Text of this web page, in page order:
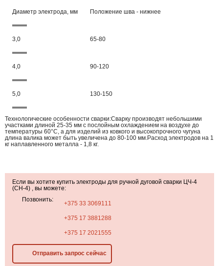
Диаметр электрода, мм Положение шва - нижнее
3,0 65-80
4,0 90-120
5,0 130-150
Технологические особенности сварки:Сварку производят небольшими
участками длиной 25-35 мм с послойным охлаждением на воздухе до
температуры 60°С, а для изделий из ковкого и высокопрочного чугуна
длина валика может быть увеличена до 80-100 мм.Расход электродов на 1
кг наплавленного металла - 1,8 кг.
Если вы хотите купить электроды для ручной дуговой сварки ЦЧ-4
(CH-4) , вы можете:
Позвонить:
+375 33 3069111
+375 17 3881288
+375 17 2021555
Отправить запрос сейчас